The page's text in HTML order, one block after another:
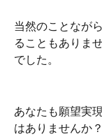
当然のことなが
ることもありま
でした。
あなたも願望実
はありませんか？